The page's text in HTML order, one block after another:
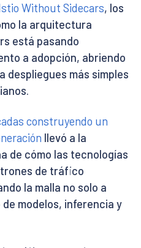
Without Sidecars, los
la arquitectura
está pasando
a adopción, abriendo
despliegues más simples
construyendo un
llevó a la
de cómo las tecnologías
de tráfico
la malla no solo a
modelos, inferencia y